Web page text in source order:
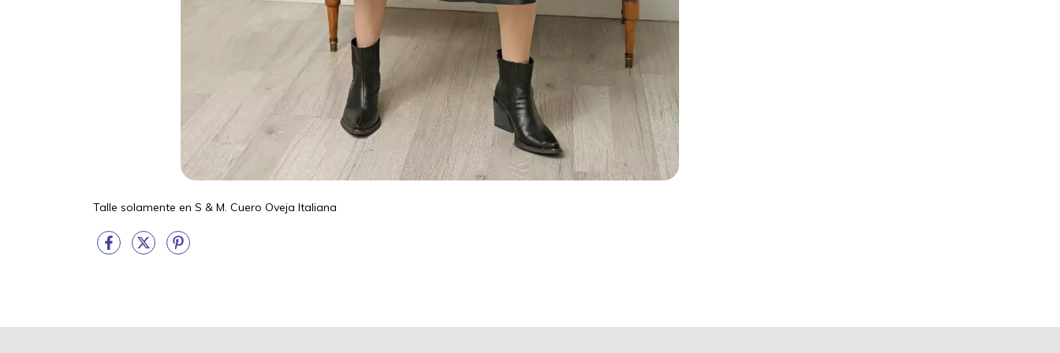
Talle solamente en S & M. Cuero Oveja Italiana